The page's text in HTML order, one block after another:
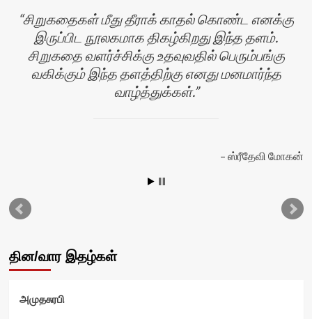
சிறுகதைகள் மீது தீராக் காதல் கொண்ட எனக்கு
இருப்பிட நூலகமாக திகழ்கிறது இந்த தளம்.
சிறுகதை வளர்ச்சிக்கு உதவுவதில் பெரும்பங்கு
வகிக்கும் இந்த தளத்திற்கு எனது மனமார்ந்த
வாழ்த்துக்கள்.
ஸ்ரீதேவி மோகன்
தின/வார இதழ்கள்
அமுதசுரபி